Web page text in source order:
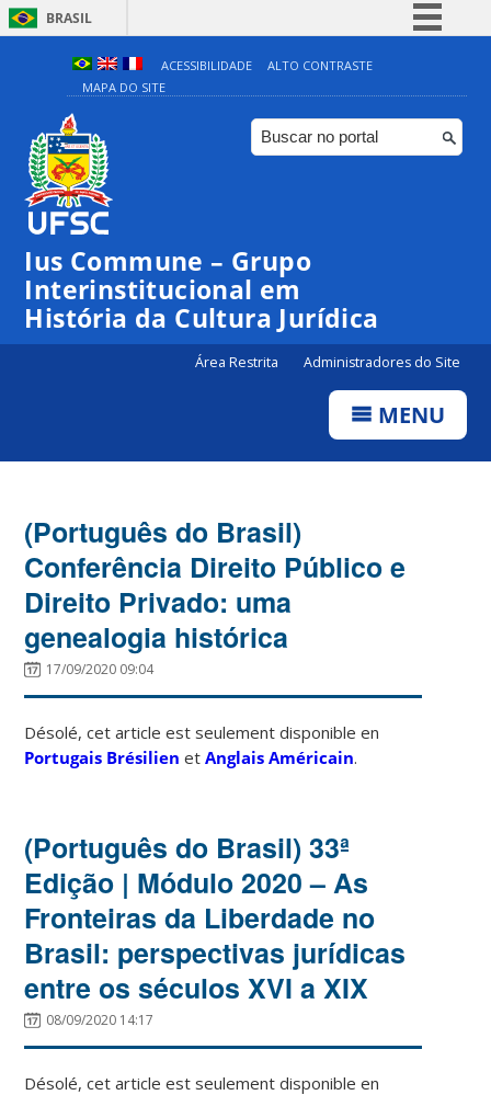
BRASIL
Simplifique!
Comunica BR
Participe
ACESSIBILIDADE
ALTO CONTRASTE
MAPA DO SITE
Ius Commune – Grupo
Interinstitucional em
História da Cultura Jurídica
Área Restrita Administradores do Site
MENU
(Português do Brasil)
Conferência Direito Público e
Direito Privado: uma
genealogia histórica
17/09/2020 09:04
Désolé, cet article est seulement disponible en
Portugais Brésilien etAnglais Américain.
(Português do Brasil) 33ª
Edição | Módulo 2020 – As
Fronteiras da Liberdade no
Brasil: perspectivas jurídicas
entre os séculos XVI a XIX
08/09/2020 14:17
Désolé, cet article est seulement disponible en